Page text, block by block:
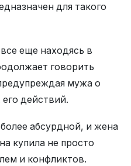
для такого
еще находясь в
говорить
мужа о
действий.
абсурдной, и жена
купила не просто
и конфликтов.